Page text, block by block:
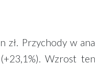
Przychody w
Wzrost